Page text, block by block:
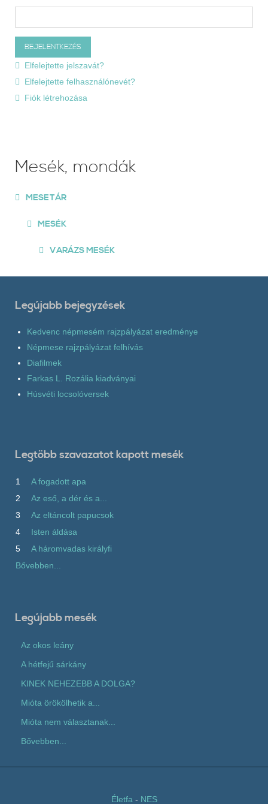
Elfelejtette jelszavát?
Elfelejtette felhasználónevét?
Fiók létrehozása
Mesék, mondák
MESETÁR
MESÉK
VARÁZS MESÉK
Legújabb bejegyzések
Kedvenc népmesém rajzpályázat eredménye
Népmese rajzpályázat felhívás
Diafilmek
Farkas L. Rozália kiadványai
Húsvéti locsolóversek
Legtöbb szavazatot kapott mesék
1
A fogadott apa
2
Az eső, a dér és a...
3
Az eltáncolt papucsok
4
Isten áldása
5
A háromvadas királyfi
Bővebben...
Legújabb mesék
Az okos leány
A hétfejű sárkány
KINEK NEHEZEBB A DOLGA?
Mióta örökölhetik a...
Mióta nem választanak...
Bővebben...
Életfa - NES